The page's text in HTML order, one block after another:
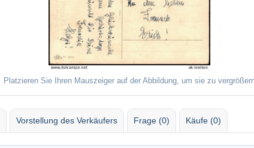
Platzieren Sie Ihren Mauszeiger auf der Abbildung, um sie zu
Vorstellung des Verkäufers Frage (0) Käufe (0)